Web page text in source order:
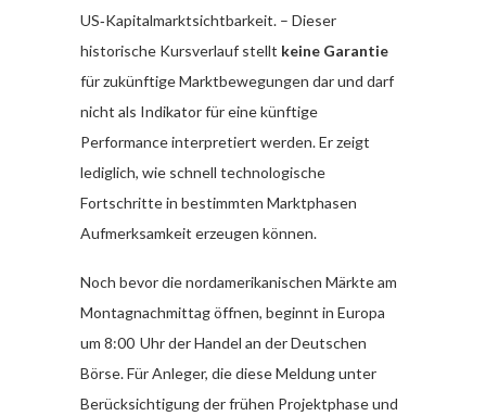
US‑Kapitalmarktsichtbarkeit. – Dieser
historische Kursverlauf stellt keine Garantie
für zukünftige Marktbewegungen dar und darf
nicht als Indikator für eine künftige
Performance interpretiert werden. Er zeigt
lediglich, wie schnell technologische
Fortschritte in bestimmten Marktphasen
Aufmerksamkeit erzeugen können.
Noch bevor die nordamerikanischen Märkte am
Montagnachmittag öffnen, beginnt in Europa
um 8:00 Uhr der Handel an der Deutschen
Börse. Für Anleger, die diese Meldung unter
Berücksichtigung der frühen Projektphase und